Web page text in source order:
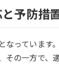
予防措
っています。
その一方で、